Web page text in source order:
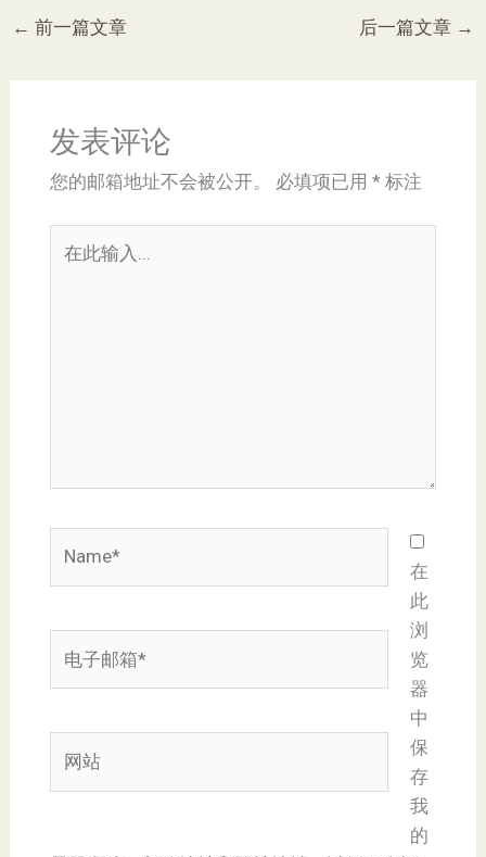
← 前一篇文章 后一篇文章 →
发表评论
您的邮箱地址不会被公开。 必填项已用 * 标注
子
箱
站
在
此
浏
览
器
中
保
存
我
的